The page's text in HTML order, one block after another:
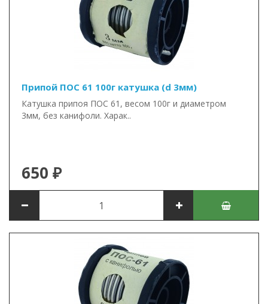
Припой ПОС 61 100г катушка (d 3мм)
Катушка припоя ПОС 61, весом 100г и диаметром
3мм, без канифоли. Харак..
650 ₽